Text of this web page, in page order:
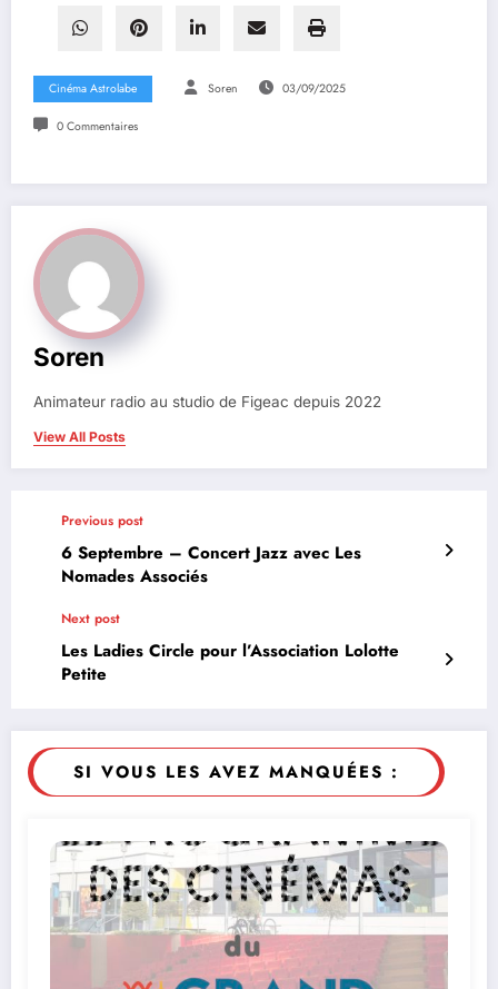
Cinéma Astrolabe Soren 03/09/2025
0 Commentaires
Soren
Animateur radio au studio de Figeac depuis 2022
View All Posts
Previous post
6 Septembre – Concert Jazz avec Les
Nomades Associés
Next post
Les Ladies Circle pour l’Association Lolotte
Petite
SI VOUS LES AVEZ MANQUÉES :